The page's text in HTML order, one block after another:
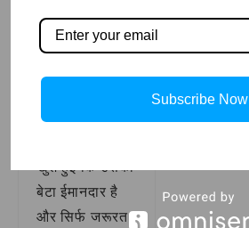
और गुफा बंद हो
गई।
ने माँ को सब कुछ
खुश हुई कि उसका
बेटा ईमानदार है
और सिर्फ जरूरत
Subscribe Now